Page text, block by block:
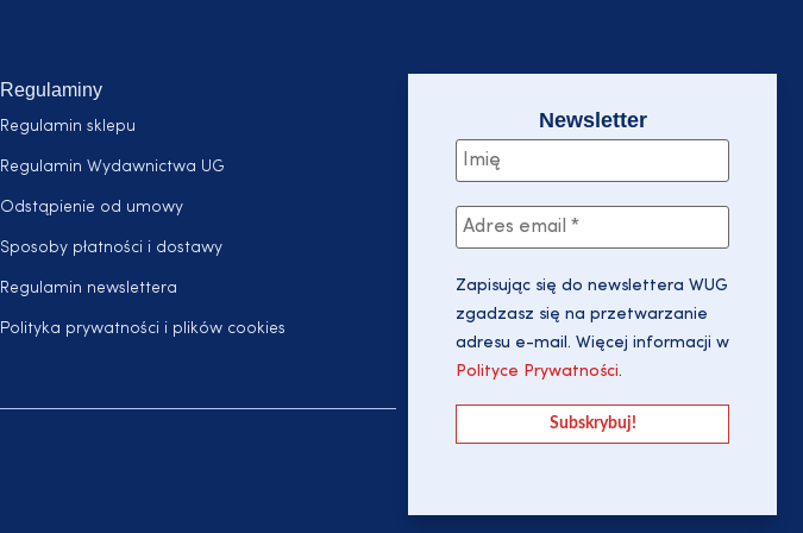
Regulaminy
Regulamin sklepu
Regulamin Wydawnictwa UG
Odstąpienie od umowy
Sposoby płatności i dostawy
Regulamin newslettera
Polityka prywatności i plików cookies
Newsletter
Zapisując się do newslettera WUG
zgadzasz się na przetwarzanie
adresu e-mail. Więcej informacji w
Polityce Prywatności.